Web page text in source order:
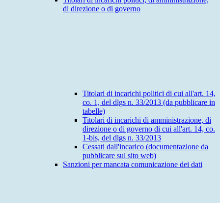
di direzione o di governo
Titolari di incarichi politici di cui all'art. 14,
co. 1, del dlgs n. 33/2013 (da pubblicare in
tabelle)
Titolari di incarichi di amministrazione, di
direzione o di governo di cui all'art. 14, co.
1-bis, del dlgs n. 33/2013
Cessati dall'incarico (documentazione da
pubblicare sul sito web)
Sanzioni per mancata comunicazione dei dati